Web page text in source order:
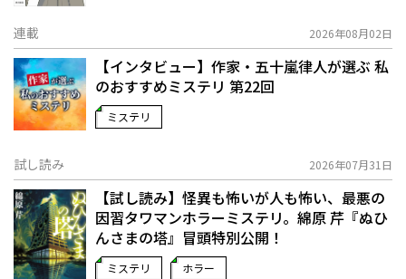
連載 2026年08月02日
【インタビュー】作家・五十嵐律人が選ぶ 私
のおすすめミステリ 第22回
ミステリ
試し読み 2026年07月31日
【試し読み】怪異も怖いが人も怖い、最悪の
因習タワマンホラーミステリ。綿原 芹『ぬひ
んさまの塔』冒頭特別公開！
ミステリ ホラー